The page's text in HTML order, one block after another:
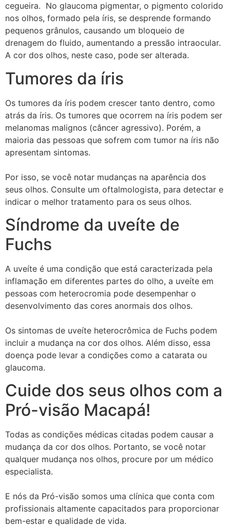
cegueira. No glaucoma pigmentar, o pigmento colorido
nos olhos, formado pela íris, se desprende formando
pequenos grânulos, causando um bloqueio de
drenagem do fluido, aumentando a pressão intraocular.
A cor dos olhos, neste caso, pode ser alterada.
Tumores da íris
Os tumores da íris podem crescer tanto dentro, como
atrás da íris. Os tumores que ocorrem na íris podem ser
melanomas malignos (câncer agressivo). Porém, a
maioria das pessoas que sofrem com tumor na íris não
apresentam sintomas.
Por isso, se você notar mudanças na aparência dos
seus olhos. Consulte um oftalmologista, para detectar e
indicar o melhor tratamento para os seus olhos.
Síndrome da uveíte de
Fuchs
A uveíte é uma condição que está caracterizada pela
inflamação em diferentes partes do olho, a uveíte em
pessoas com heterocromia pode desempenhar o
desenvolvimento das cores anormais dos olhos.
Os sintomas de uveíte heterocrômica de Fuchs podem
incluir a mudança na cor dos olhos. Além disso, essa
doença pode levar a condições como a catarata ou
glaucoma.
Cuide dos seus olhos com a
Pró-visão Macapá!
Todas as condições médicas citadas podem causar a
mudança da cor dos olhos. Portanto, se você notar
qualquer mudança nos olhos, procure por um médico
especialista.
E nós da Pró-visão somos uma clínica que conta com
profissionais altamente capacitados para proporcionar
bem-estar e qualidade de vida.